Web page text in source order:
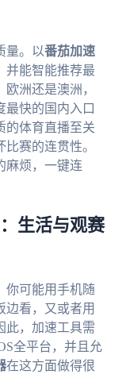
量。以番茄加速
并能智能推荐最
洲还是澳洲，
最快的国内入口
的体育直播至关
赛的连贯性。
麻烦，一键连
生活与观赛
你可能用手机随
边看，又或者用
此，加速工具需
全平台，并且允
在这方面做得很